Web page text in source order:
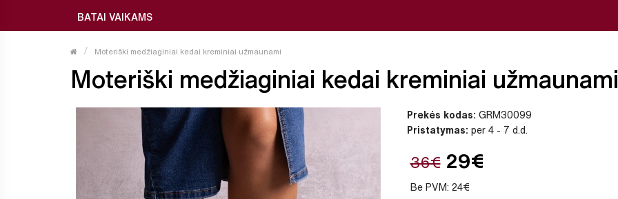
BATAI VAIKAMS
Moteriški medžiaginiai kedai kreminiai užmaunami
Moteriški medžiaginiai kedai kreminiai
Prekės kodas: GRM30099
Pristatymas: per 4 - 7 d.d.
36€ 29€
Be PVM: 24€